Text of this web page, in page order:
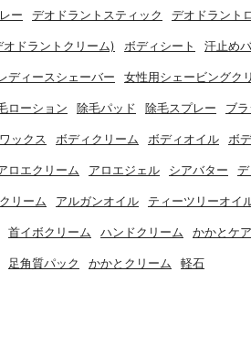
ー デオドラントスティック デオドラント
ドラントクリーム) ボディシート 汗止め
ディースシェーバー 女性用シェービングク
ローション 除毛パッド 除毛スプレー ブ
ックス ボディクリーム ボディオイル ボ
ロエクリーム アロエジェル シアバター
リーム アルガンオイル ティーツリーオイ
首イボクリーム ハンドクリーム かかとケ
足角質パック かかとクリーム 軽石